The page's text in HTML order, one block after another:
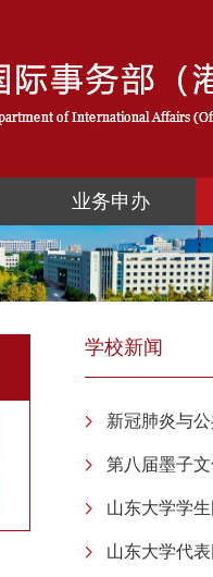
业务申办
学校新闻
新冠肺炎与
第八届墨子
山东大学学
山东大学代